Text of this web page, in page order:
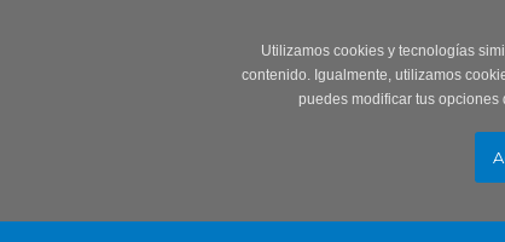
Utilizamos cookies y tecnologías
contenido. Igualmente, utilizamos
puedes modificar tus